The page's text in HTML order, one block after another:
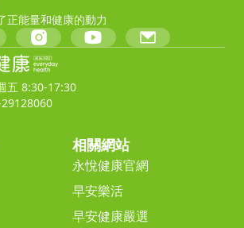
正能量和健康的動力
五 8:30-17:30
相關網站
永悅健康官網
早安樂活
早安健康嚴選